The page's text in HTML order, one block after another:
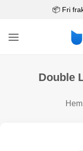
📦 Fri
Double
Hem